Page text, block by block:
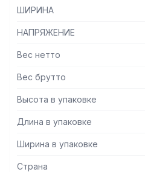
– Возможность видеть массу
взвешиваемый товар
товаров
– Исправление последней
– Итоги за день по каждому
удаленный дисплей
– Подключение к ПК
Технические характеристики:
ШИРИНА
НАПРЯЖЕНИЕ
Вес нетто
Вес брутто
Высота в упаковке
Длина в упаковке
Ширина в упаковке
Страна